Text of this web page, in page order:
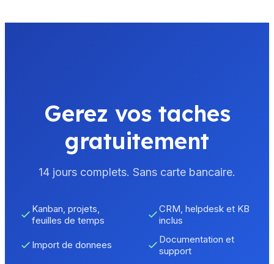
Gerez vos taches
gratuitement
14 jours complets. Sans carte bancaire.
Kanban, projets,
feuilles de temps
CRM, helpdesk et KB
inclus
Import de donnees
Documentation et
support